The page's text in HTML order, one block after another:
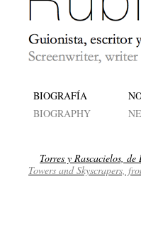
BIOGRAFÍA
BIOGRAPHY
Torres y Rascacielos,
Towers and Skyscrapers,